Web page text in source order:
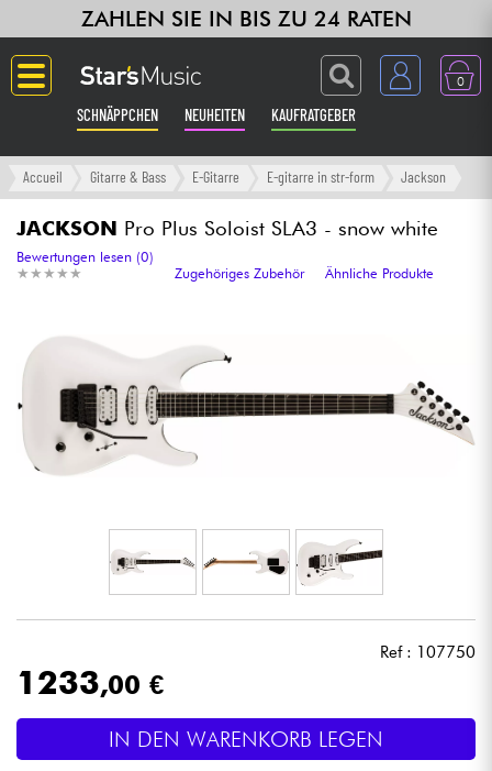
ZAHLEN SIE IN BIS ZU 24 RATEN
0
SCHNÄPPCHEN NEUHEITEN KAUFRATGEBER
Langue
Gitarre & Bass
Verstärker & Effekte
Klaviere & Piano
Synths & samplers
Studio
Mikros
Live-Sound
Licht
Accueil Gitarre & Bass E-Gitarre E-gitarre in str-form Jackson
JACKSON Pro Plus Soloist SLA3 - snow white
★ ★ ★ ★ ★
★ ★ ★ ★ ★
Bewertungen lesen (0)
Zugehöriges Zubehör
Ähnliche Produkte
Ref : 107750
1233,00 €
IN DEN WARENKORB LEGEN